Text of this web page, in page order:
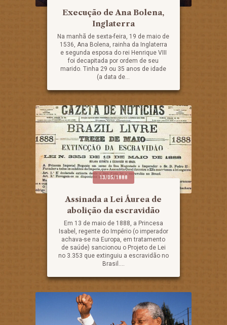
Execução de Ana Bolena,
Inglaterra
Na manhã de sexta-feira, 19 de maio de
1536, Ana Bolena, rainha da Inglaterra
e segunda esposa do rei Henrique VIII
foi decapitada por ordem de seu
marido. Tinha 29 ou 35 anos de idade
(a data de...
13/05/1888
Assinada a Lei Áurea de
abolição da escravidão
Em 13 de maio de 1888, a Princesa
Isabel, regente do Império (o imperador
achava-se na Europa, em tratamento
de saúde) sancionou o Projeto de Lei
no 3.353 que extinguiu a escravidão no
Brasil....